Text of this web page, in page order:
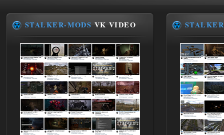
STALKER-MODS VK VIDEO